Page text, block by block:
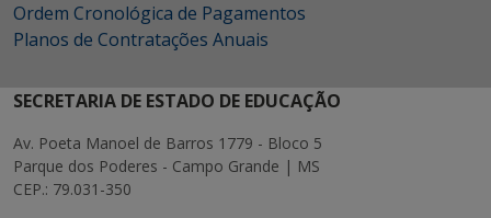
Ordem Cronológica de Pagamentos
Planos de Contratações Anuais
SECRETARIA DE ESTADO DE EDUCAÇÃO
Av. Poeta Manoel de Barros 1779 - Bloco 5
Parque dos Poderes - Campo Grande | MS
CEP.: 79.031-350